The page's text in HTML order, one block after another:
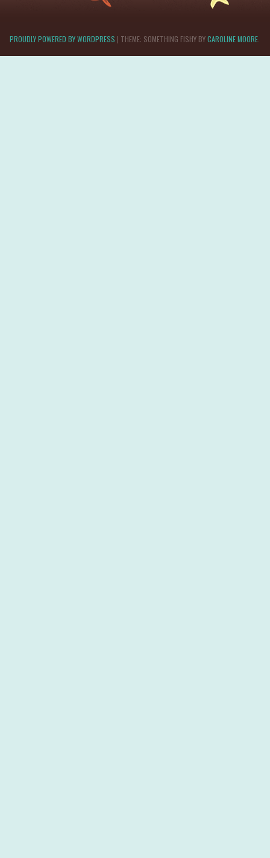
PROUDLY POWERED BY WORDPRESS | THEME: SOMETHING FISHY BYCAROLINE MOORE